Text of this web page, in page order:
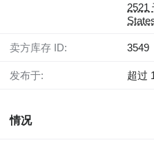
2521
卖方库存 ID: 3549
发布于: 超过
情况